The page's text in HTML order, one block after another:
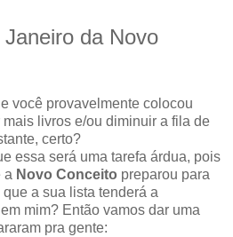
da Novo
você provavelmente colocou
livros e/ou diminuir a fila de
certo?
essa será uma tarefa árdua, pois
a Novo Conceito preparou para
a sua lista tenderá a
mim? Então vamos dar uma
pra gente: